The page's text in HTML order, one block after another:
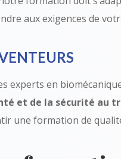
aux exigences de
experts en
et de la sécurité au
une formation de